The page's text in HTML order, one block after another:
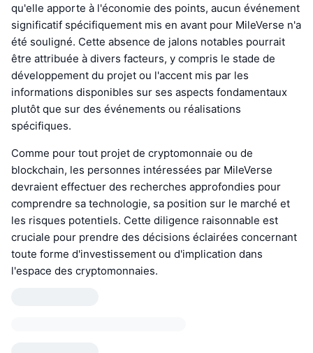
qu'elle apporte à l'économie des points, aucun événement
significatif spécifiquement mis en avant pour MileVerse n'a
été souligné. Cette absence de jalons notables pourrait
être attribuée à divers facteurs, y compris le stade de
développement du projet ou l'accent mis par les
informations disponibles sur ses aspects fondamentaux
plutôt que sur des événements ou réalisations
spécifiques.
Comme pour tout projet de cryptomonnaie ou de
blockchain, les personnes intéressées par MileVerse
devraient effectuer des recherches approfondies pour
comprendre sa technologie, sa position sur le marché et
les risques potentiels. Cette diligence raisonnable est
cruciale pour prendre des décisions éclairées concernant
toute forme d'investissement ou d'implication dans
l'espace des cryptomonnaies.